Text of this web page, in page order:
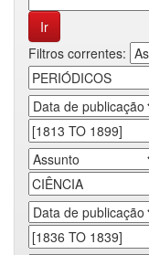
Filtros correntes: